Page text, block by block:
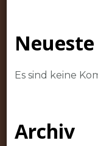
Es sind keine
Archiv